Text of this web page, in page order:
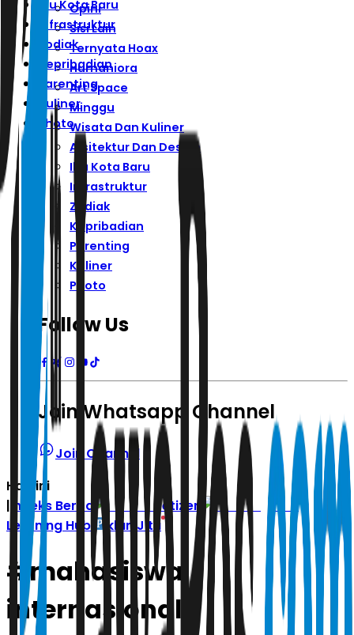
Ibu Kota Baru
Infrastruktur
Zodiak
Kepribadian
Parenting
Kuliner
Photo
Opini
Sisi Lain
Ternyata Hoax
Humaniora
Art Space
Minggu
Wisata Dan Kuliner
Arsitektur Dan Desain
Ibu Kota Baru
Infrastruktur
Zodiak
Kepribadian
Parenting
Kuliner
Photo
Follow Us
Join Whatsapp Channel
Join Channel
Hari ini
| Indeks Berita
Zetizen
Learning Hub
Iklan Jitu
# mahasiswa
internasional